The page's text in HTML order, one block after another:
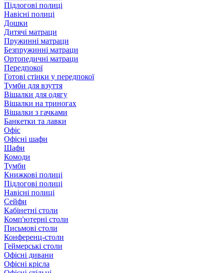
Підлогові полиці
Навісні полиці
Дошки
Дитячі матраци
Пружинні матраци
Безпружинні матраци
Ортопедичні матраци
Передпокої
Готові стінки у передпокої
Тумби для взуття
Вішалки для одягу
Вішалки на триногах
Вішалки з гачками
Банкетки та лавки
Офіс
Офісні шафи
Шафи
Комоди
Тумби
Книжкові полиці
Підлогові полиці
Навісні полиці
Сейфи
Кабінетні столи
Комп'ютерні столи
Письмові столи
Конференц-столи
Геймерські столи
Офісні дивани
Офісні крісла